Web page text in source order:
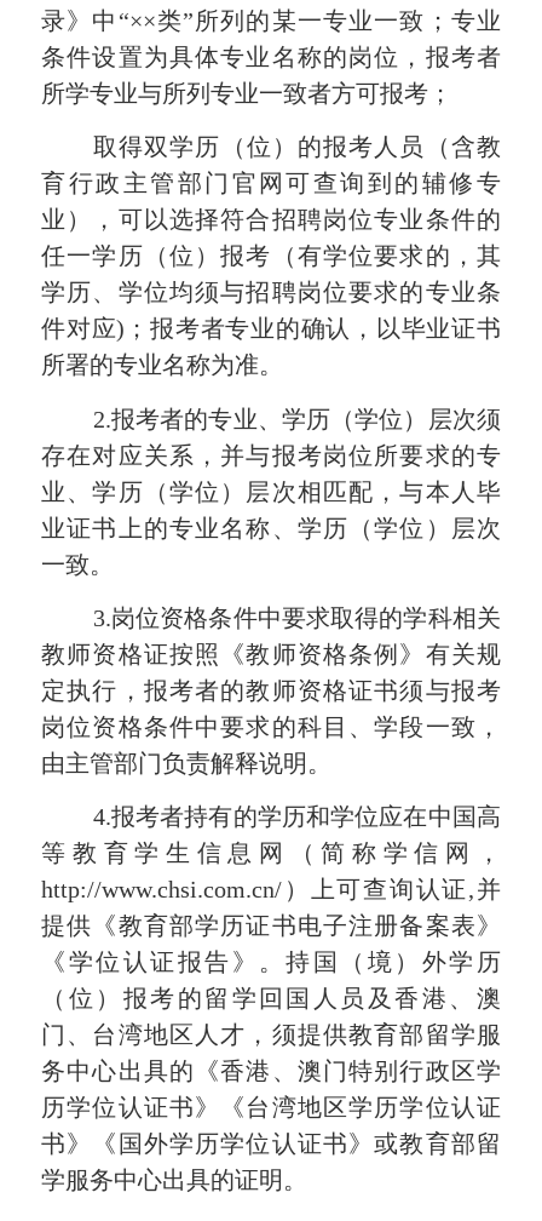
录》中“××类”所列的某一专业一致；专业
条件设置为具体专业名称的岗位，报考者
所学专业与所列专业一致者方可报考；
取得双学历（位 ）的报考人员（含教
育行政主管部门官网可查询到的辅修专
业），可以选择符合招聘岗位专业条件的
任一学历（位 ）报考（有学位要求的，其
学历、学位均须与招聘岗位要求的专业条
件对应)；报考者专业的确认，以毕业证书
所署的专业名称为准。
2.报考者的专业、学历（学位）层次须
存在对应关系，并与报考岗位所要求的专
业、学历（学位）层次相匹配，与本人毕
业证书上的专业名称、学历（学位）层次
一致。
3.岗位资格条件中要求取得的学科相关
教师资格证按照《教师资格条例》有关规
定执行，报考者的教师资格证书须与报考
岗位资格条件中要求的科目、学段一致，
由主管部门负责解释说明。
4.报考者持有的学历和学位应在中国高
等教育学生信息网（简称学信网，
http://www.chsi.com.cn/）上可查询认证,并
提供《教育部学历证书电子注册备案表》
《学位认证报告》。持国（境）外学历
（ 位 ）报考的留学回国人员及香港、澳
门、台湾地区人才， 须提供教育部留学服
务中心出具的《香港、澳门特别行政区学
历学位认证书》《台湾地区学历学位认证
书》《国外学历学位认证书》或教育部留
学服务中心出具的证明。